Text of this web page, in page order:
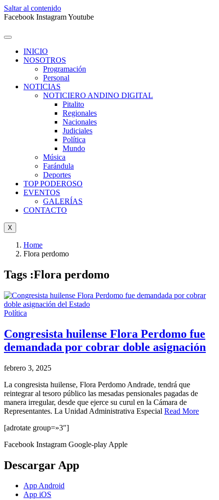
Saltar al contenido
Facebook InstagramYoutube
INICIO
NOSOTROS
Programación
Personal
NOTICIAS
NOTICIERO ANDINO DIGITAL
Pitalito
Regionales
Nacionales
Judiciales
Política
Mundo
Música
Farándula
Deportes
TOP PODEROSO
EVENTOS
GALERÍAS
CONTACTO
X
Home
Flora perdomo
Tags :Flora perdomo
Política
Congresista huilense Flora Perdomo fue
demandada por cobrar doble asignación
febrero 3, 2025
La congresista huilense, Flora Perdomo Andrade, tendrá que
reintegrar al tesoro público las mesadas pensionales pagadas de
manera irregular, desde que ejerce su curul en la Cámara de
Representantes. La Unidad Administrativa Especial Read More
[adrotate group=»3″]
Facebook Instagram Google-play Apple
Descargar App
App Android
App iOS